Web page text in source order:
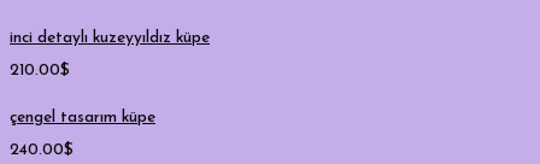
inci detaylı kuzeyyıldız küpe
210.00$
çengel tasarım küpe
240.00$